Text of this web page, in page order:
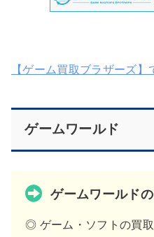
【ゲーム買取ブラザーズ
ゲームワールド
ゲームワールド
◎ ゲーム・ソフトの買